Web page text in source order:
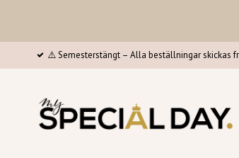
⚠️ Semesterstängt – Alla beställningar skickas